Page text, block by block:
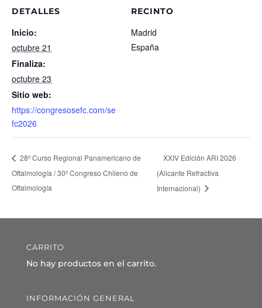
DETALLES
Inicio:
octubre 21
Finaliza:
octubre 23
Sitio web:
https://congresosefc.com/se
fc2026
RECINTO
Madrid
España
28º Curso Regional Panamericano de
Oftalmología / 30º Congreso Chileno de
Oftalmología
XXIV Edición ARI 2026
(Alicante Refractiva
Internacional)
CARRITO
No hay productos en el carrito.
INFORMACIÓN GENERAL